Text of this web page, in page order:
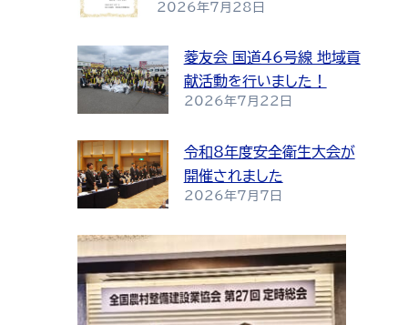
2026年7月28日
菱友会 国道46号線 地域貢
献活動を行いました！
2026年7月22日
令和8年度安全衛生大会が
開催されました
2026年7月7日